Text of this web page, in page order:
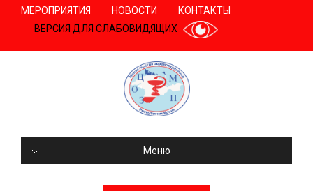
МЕРОПРИЯТИЯ НОВОСТИ
КОНТАКТЫ
ВЕРСИЯ ДЛЯ СЛАБОВИДЯЩИХ
Меню